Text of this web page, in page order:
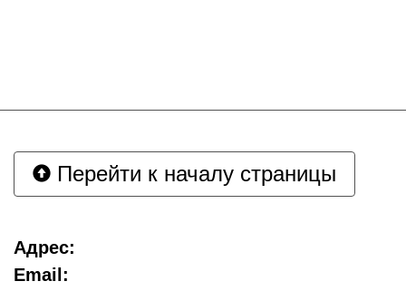
Перейти к началу страницы
Адрес:
Email: